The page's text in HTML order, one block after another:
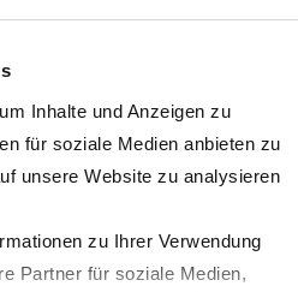
Inhalte und Anzeigen zu
für soziale Medien anbieten zu
unsere Website zu analysieren
zu Ihrer Verwendung
Partner für soziale Medien,
Kaufpreises nach einem
(APG)
(APG) wird Ihnen ein